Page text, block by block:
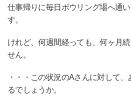
仕事帰りに毎日ボウリング場へ通
す。
けれど、何週間経っても、何ヶ月
せん。
・・・この状況のAさんに対して
るでしょうか。